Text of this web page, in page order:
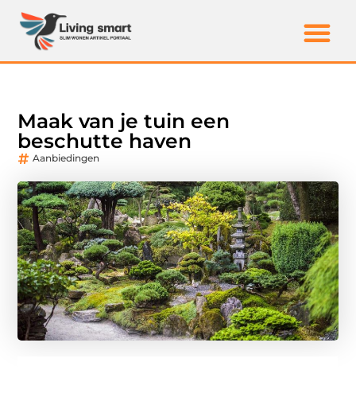
Maak van je tuin een
beschutte haven
Aanbiedingen